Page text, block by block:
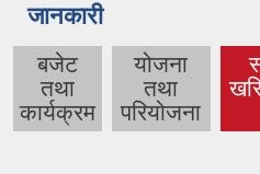
जानकारी
बजेट
तथा
कार्यक्रम
योजना
तथा
परियोजना